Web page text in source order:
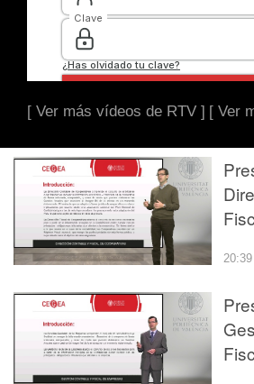
[ Ver más vídeos de RTV ] [ Ver
20:39